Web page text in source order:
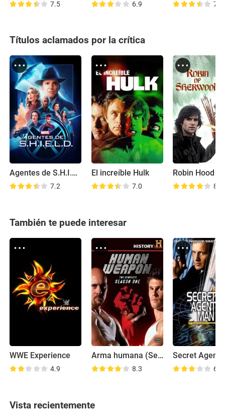
7.5 6.9 7.2
Títulos aclamados por la crítica
Agentes de S.H.I.E.L.D.
7.2
El increíble Hulk
7.0
Robin Hood
8.4
También te puede interesar
WWE Experience
4.9
Arma humana (Serie de TV)
8.3
Secret Agent
6.0
Vista recientemente